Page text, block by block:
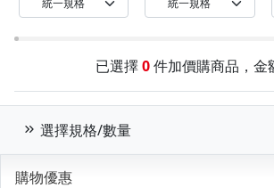
已選擇 0 件加價購商品，金
選擇規格/數量
購物優惠